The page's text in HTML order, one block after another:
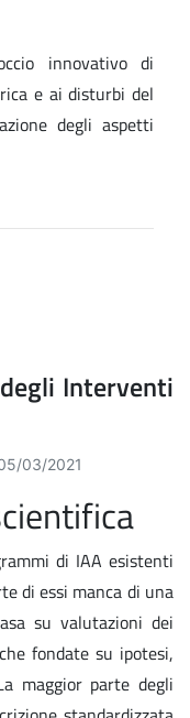
innovativo di
e ai disturbi del
degli aspetti
Interventi
03/2021
di IAA esistenti
di essi manca di una
su valutazioni dei
fondate su ipotesi,
maggior parte degli